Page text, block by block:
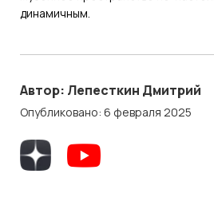
динамичным.
Автор: Лепесткин Дмитрий
Опубликовано: 6 февраля 2025